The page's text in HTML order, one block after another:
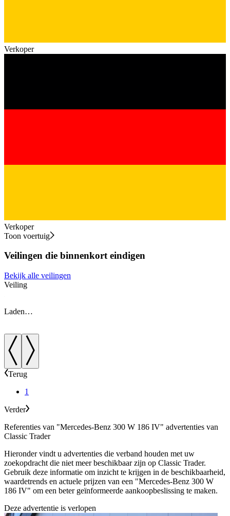
Verkoper
Verkoper
Toon voertuig
Veilingen die binnenkort eindigen
Bekijk alle veilingen
Veiling
Laden…
Terug
1
Verder
Referenties van "Mercedes-Benz 300 W 186 IV" advertenties van
Classic Trader
Hieronder vindt u advertenties die verband houden met uw
zoekopdracht die niet meer beschikbaar zijn op Classic Trader.
Gebruik deze informatie om inzicht te krijgen in de beschikbaarheid,
waardetrends en actuele prijzen van een "Mercedes-Benz 300 W
186 IV" om een beter geïnformeerde aankoopbeslissing te maken.
Deze advertentie is verlopen